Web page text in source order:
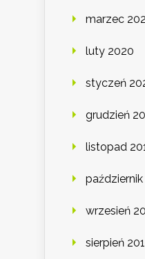
marzec
luty 2020
styczeń
grudzień
listopad
październik
wrzesień
sierpień